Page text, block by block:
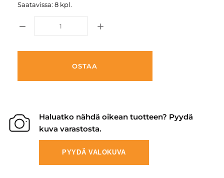
Saatavissa: 8 kpl.
OSTAA
Haluatko nähdä oikean tuotteen? Pyydä
kuva varastosta.
PYYDÄ VALOKUVA